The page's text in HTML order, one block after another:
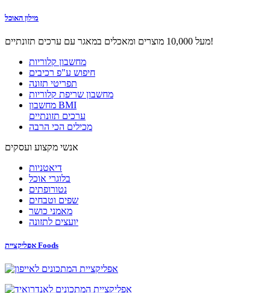
מילון האוכל
מעל 10,000 מוצרים ומאכלים במאגר עם ערכים תזונתיים!
מחשבון קלוריות
חיפוש ע"פ רכיבים
תפריטי תזונה
מחשבון שריפת קלוריות
מחשבון BMI
ערכים תזונתיים
מכילים הכי הרבה
אנשי מקצוע ועסקים
דיאטניות
בלוגרי אוכל
נטורופתים
שפים וטבחים
מאמני כושר
יועצים לתזונה
אפליקציית Foods